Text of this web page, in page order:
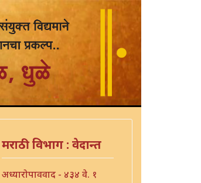
मराठी विभाग : वेदान्त
अध्यारोपाववाद - ४३४ वे. १